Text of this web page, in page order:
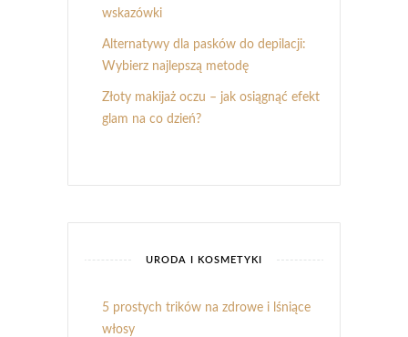
wskazówki
Alternatywy dla pasków do depilacji:
Wybierz najlepszą metodę
Złoty makijaż oczu – jak osiągnąć efekt
glam na co dzień?
URODA I KOSMETYKI
5 prostych trików na zdrowe i lśniące
włosy